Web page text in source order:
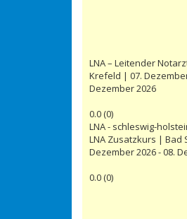
LNA – Leitender
Krefeld | 07.
Dezember 2026
0.0(0)
LNA - schleswig-
LNA Zusatzkurs | Bad
Dezember 2026 - 08.
0.0(0)